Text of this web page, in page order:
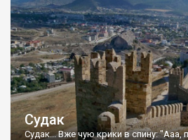
Судак
Судак... Вже чую крики в спину: "Ааа,